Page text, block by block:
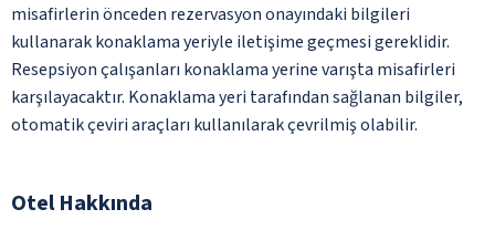
misafirlerin önceden rezervasyon onayındaki bilgileri
kullanarak konaklama yeriyle iletişime geçmesi gereklidir.
Resepsiyon çalışanları konaklama yerine varışta misafirleri
karşılayacaktır. Konaklama yeri tarafından sağlanan bilgiler,
otomatik çeviri araçları kullanılarak çevrilmiş olabilir.
Otel Hakkında